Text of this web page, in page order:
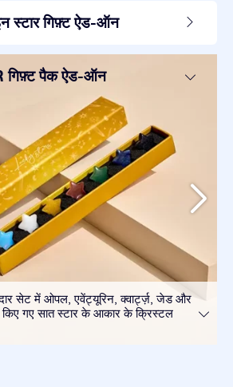
स्टार गिफ़्ट ऐड-ऑन
गिफ़्ट पैक ऐड-ऑन
सेट में ओपल, एवेंट्यूरिन, क्वार्ट्ज़, जेड और
किए गए सात स्टार के आकार के क्रिस्टल